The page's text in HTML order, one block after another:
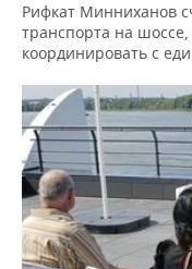
Рифкат Минниханов
транспорта на
координировать с